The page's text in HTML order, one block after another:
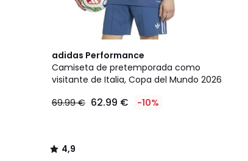
adidas Performance
Camiseta de pretemporada como
visitante de Italia, Copa del Mundo 2026
69.99 € 62.99 € -10%
4,9
/ 5
4,9
/